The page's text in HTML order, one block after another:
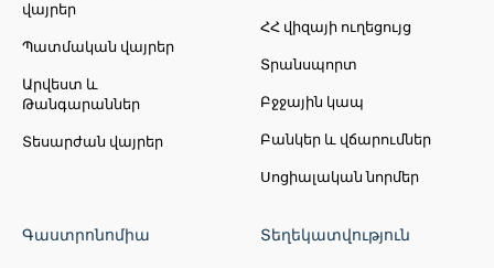
վայրեր
Պատմական վայրեր
Արվեստ և
Թանգարաններ
Տեսարժան վայրեր
ՀՀ վիզայի ուղեցույց
Տրանսպորտ
Բջջային կապ
Բանկեր և վճարումներ
Սոցիալական նորմեր
Գաստրոնոմիա Տեղեկատվություն